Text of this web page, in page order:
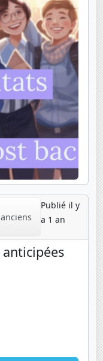
Publié il y
a 1 an